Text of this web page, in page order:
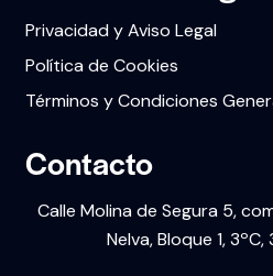
Privacidad y Aviso Legal
Política de Cookies
Términos y Condiciones
Contacto
Calle Molina de Segura 5,
Nelva, Bloque 1,